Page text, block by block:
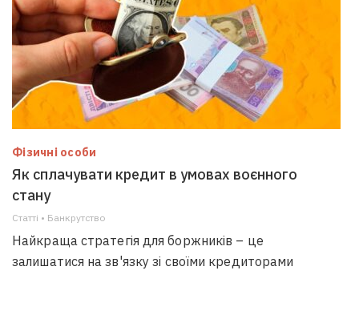
Фізичні особи
Як сплачувати кредит в умовах воєнного
стану
Статті • Банкрутство
Найкраща стратегія для боржників – це
залишатися на зв'язку зі своїми кредиторами